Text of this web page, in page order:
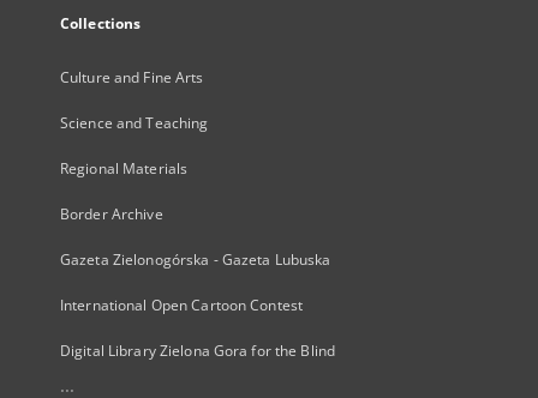
Collections
Culture and Fine Arts
Science and Teaching
Regional Materials
Border Archive
Gazeta Zielonogórska - Gazeta Lubuska
International Open Cartoon Contest
Digital Library Zielona Gora for the Blind
...